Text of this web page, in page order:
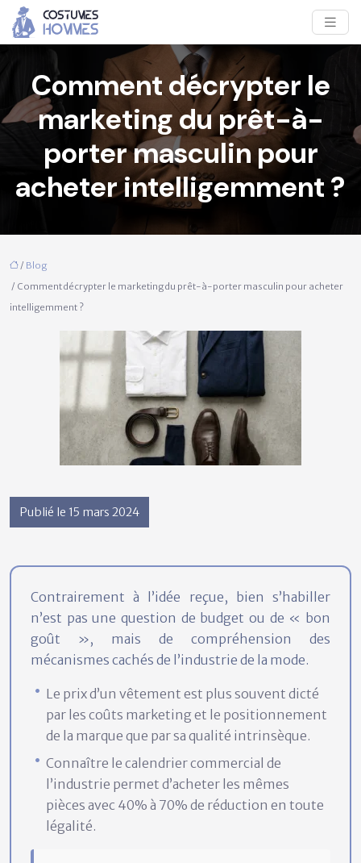
Comment décrypter le
marketing du prêt-à-
porter masculin pour
acheter intelligemment ?
/ Blog
/ Comment décrypter le marketing du prêt-à-porter masculin pour acheter
intelligemment ?
Publié le 15 mars 2024
Contrairement à l’idée reçue, bien s’habiller
n’est pas une question de budget ou de « bon
goût », mais de compréhension des
mécanismes cachés de l’industrie de la mode.
Le prix d’un vêtement est plus souvent dicté
par les coûts marketing et le positionnement
de la marque que par sa qualité intrinsèque.
Connaître le calendrier commercial de
l’industrie permet d’acheter les mêmes
pièces avec 40% à 70% de réduction en toute
légalité.